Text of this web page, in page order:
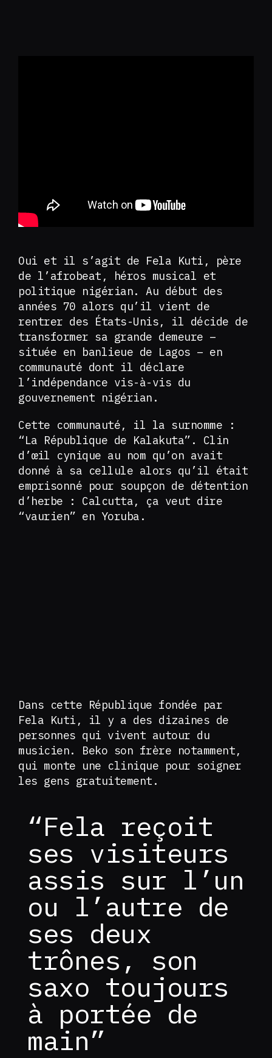
Oui et il s’agit de Fela Kuti, père
de l’afrobeat, héros musical et
politique nigérian. Au début des
années 70 alors qu’il vient de
rentrer des États-Unis, il décide de
transformer sa grande demeure –
située en banlieue de Lagos – en
communauté dont il déclare
l’indépendance vis-à-vis du
gouvernement nigérian.
Cette communauté, il la surnomme :
“La République de Kalakuta”. Clin
d’œil cynique au nom qu’on avait
donné à sa cellule alors qu’il était
emprisonné pour soupçon de détention
d’herbe : Calcutta, ça veut dire
“vaurien” en Yoruba.
Dans cette République fondée par
Fela Kuti, il y a des dizaines de
personnes qui vivent autour du
musicien. Beko son frère notamment,
qui monte une clinique pour soigner
les gens gratuitement.
“Fela reçoit
ses visiteurs
assis sur l’un
ou l’autre de
ses deux
trônes, son
saxo toujours
à portée de
main”